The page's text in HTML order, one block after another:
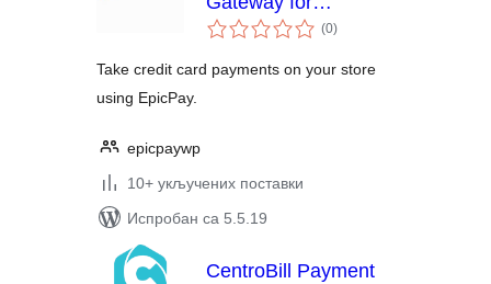
WooCommerce
(0укупних
оцена
)
Take credit card payments on your store
using EpicPay.
epicpaywp
10+ укључених поставки
Испробан са 5.5.19
CentroBill Payment